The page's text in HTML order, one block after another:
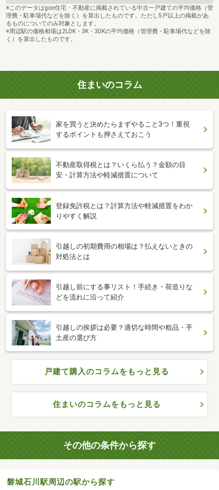
※このデータはgoo住宅・不動産に掲載されている中古一戸建ての平均価格（管
理費・駐車場代などを除く）を算出したものです。ただし5戸以上の掲載があ
るものについてのみ対象とします。
※周辺駅の価格相場は2LDK・3K・3DKの平均価格（管理費・駐車場代などを除
く）を算出したものです。
住まいのコラム
家を買うと決めたらまずやること3つ！重視
するポイントも押さえておこう
不動産取得税とは？いくら払う？金額の目
安・計算方法や軽減措置について
登録免許税とは？計算方法や軽減措置をわか
りやすく解説
引越しの初期費用の相場は？払えないときの
対処法とは
引越し前にする事リスト！手続き・荷造りな
どを流れに沿って紹介
引越しの挨拶は必要？適切な時間や粗品・手
土産の選び方
戸建て購入のコラムをもっと見る
住まいのコラムをもっと見る
その他の条件から探す
磐城石川駅周辺の駅から探す